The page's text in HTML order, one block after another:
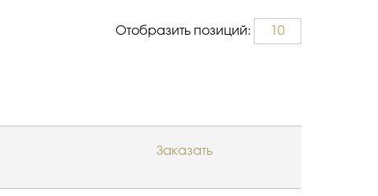
Отобразить позиций: 10
Заказать